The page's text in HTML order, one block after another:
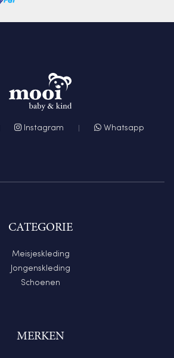
Instagram Whatsapp
CATEGORIE
Meisjeskleding
Jongenskleding
Schoenen
MERKEN